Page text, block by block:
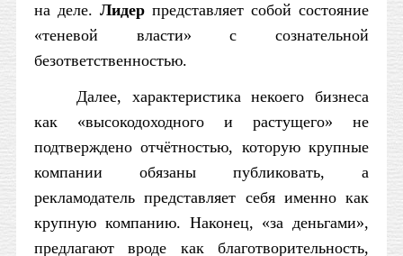
на деле. Лидер представляет собой состояние
«теневой власти» с сознательной
безответственностью.
Далее, характеристика некоего бизнеса
как «высокодоходного и растущего» не
подтверждено отчётностью, которую крупные
компании обязаны публиковать, а
рекламодатель представляет себя именно как
крупную компанию. Наконец, «за деньгами»,
предлагают вроде как благотворительность,